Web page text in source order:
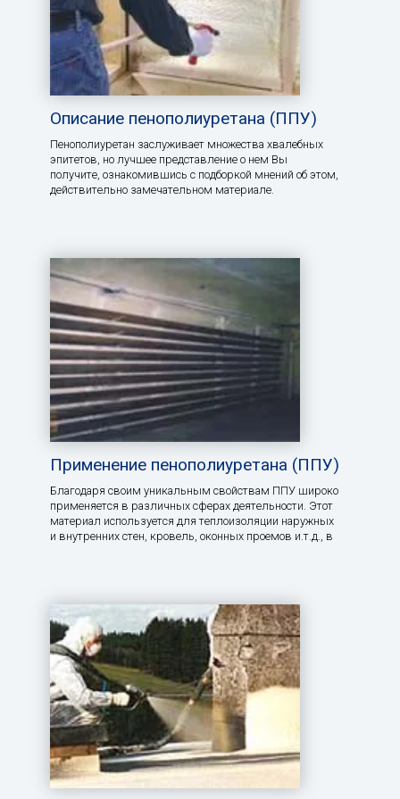
Описание пенополиуретана (ППУ)
Пенополиуретан заслуживает множества хвалебных
эпитетов, но лучшее представление о нем Вы
получите, ознакомившись с подборкой мнений об этом,
действительно замечательном материале.
Применение пенополиуретана (ППУ)
Благодаря своим уникальным свойствам ППУ широко
применяется в различных сферах деятельности. Этот
материал используется для теплоизоляции наружных
и внутренних стен, кровель, оконных проемов и.т.д., в